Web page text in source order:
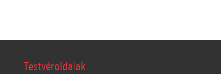
Testvéroldalak